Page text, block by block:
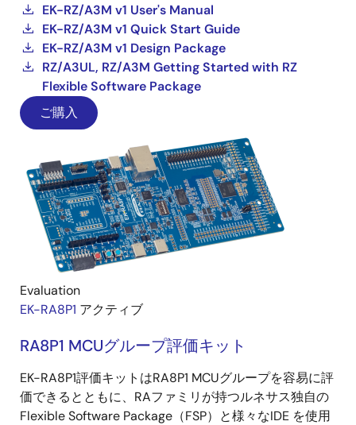
EK-RZ/A3M v1 User's Manual
EK-RZ/A3M v1 Quick Start Guide
EK-RZ/A3M v1 Design Package
RZ/A3UL, RZ/A3M Getting Started with RZ
Flexible Software Package
ご購入
Evaluation
EK-RA8P1 アクティブ
RA8P1 MCUグループ評価キット
EK-RA8P1評価キットはRA8P1 MCUグループを容易に評
価できるとともに、RAファミリが持つルネサス独自の
Flexible Software Package（FSP）と様々なIDE を使用